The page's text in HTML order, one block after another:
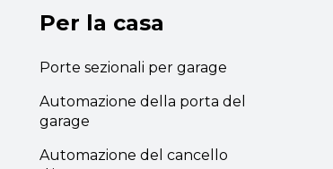
Per la casa
Porte sezionali per garage
Automazione della porta del
garage
Automazione del cancello